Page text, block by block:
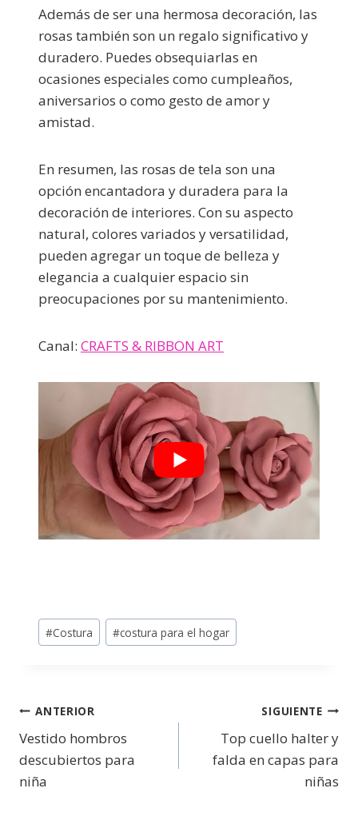
Además de ser una hermosa decoración, las
rosas también son un regalo significativo y
duradero. Puedes obsequiarlas en
ocasiones especiales como cumpleaños,
aniversarios o como gesto de amor y
amistad.
En resumen, las rosas de tela son una
opción encantadora y duradera para la
decoración de interiores. Con su aspecto
natural, colores variados y versatilidad,
pueden agregar un toque de belleza y
elegancia a cualquier espacio sin
preocupaciones por su mantenimiento.
Canal: CRAFTS & RIBBON ART
#Costura #costura para el hogar
ANTERIOR
Vestido hombros
descubiertos para
niña
SIGUIENTE
Top cuello halter y
falda en capas para
niñas